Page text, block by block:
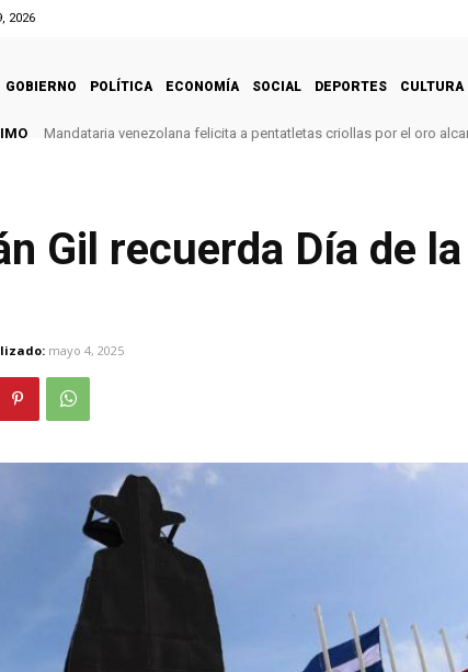
2026
GOBIERNO POLÍTICA ECONOMÍA SOCIAL DEPORTES CULTURA
Mandataria venezolana felicita a pentatletas criollas por el oro
Gil recuerda Día de
mayo 4, 2025